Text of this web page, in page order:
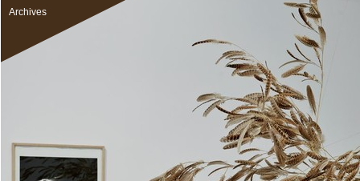
Archives